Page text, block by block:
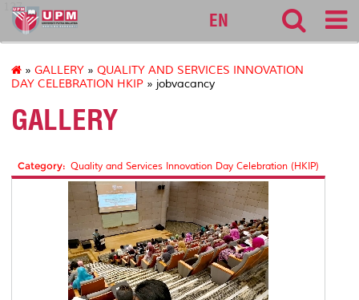
127
EN
» GALLERY » QUALITY AND SERVICES INNOVATION
DAY CELEBRATION HKIP » jobvacancy
GALLERY
Category: Quality and Services Innovation Day Celebration (HKIP)